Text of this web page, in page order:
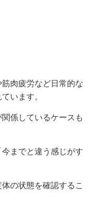
肉疲労など日常的な
います。
係しているケースも
今までと違う感じがす
の状態を確認するこ